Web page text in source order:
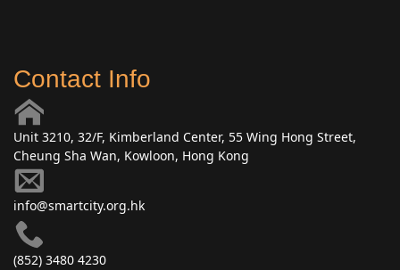
Contact Info
Unit 3210, 32/F, Kimberland Center, 55 Wing Hong Street,
Cheung Sha Wan, Kowloon, Hong Kong
info@smartcity.org.hk
(852) 3480 4230